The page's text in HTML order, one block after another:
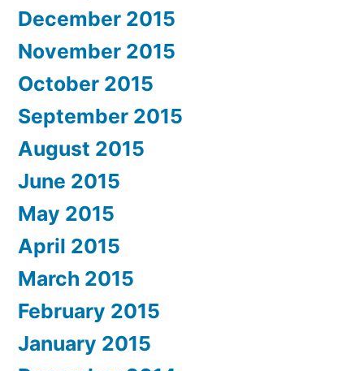
December 2015
November 2015
October 2015
September 2015
August 2015
June 2015
May 2015
April 2015
March 2015
February 2015
January 2015